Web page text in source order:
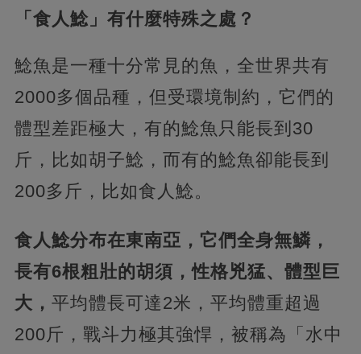
「食人鯰」有什麼特殊之處？
鯰魚是一種十分常見的魚，全世界共有
2000多個品種，但受環境制約，它們的
體型差距極大，有的鯰魚只能長到30
斤，比如胡子鯰，而有的鯰魚卻能長到
200多斤，比如食人鯰。
食人鯰分布在東南亞，它們全身無鱗，
長有6根粗壯的胡須，性格兇猛、體型巨
大， 平均體長可達2米，平均體重超過
200斤，戰斗力極其強悍，被稱為「水中